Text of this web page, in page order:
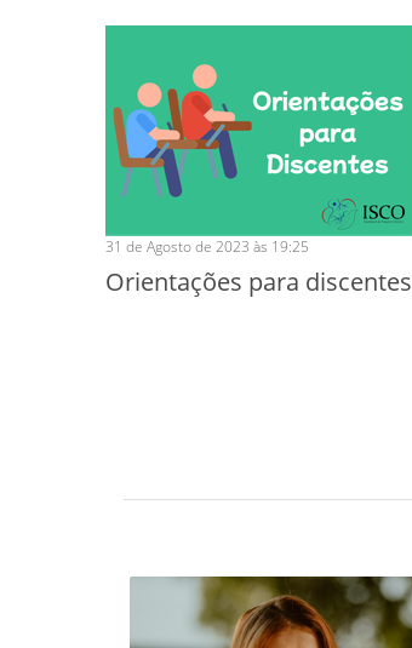
31 de Agosto de 2023 às 19:25
Orientações para discentes